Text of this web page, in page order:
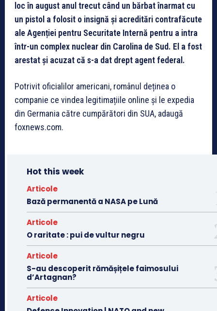
loc în august anul trecut când un bărbat înarmat cu
un pistol a folosit o insignă și acreditări contrafăcute
ale Agenției pentru Securitate Internă pentru a intra
într-un complex nuclear din Carolina de Sud. El a fost
arestat și acuzat că s-a dat drept agent federal.
Potrivit oficialilor americani, românul deținea o
companie ce vindea legitimațiile online și le expedia
din Germania către cumpărători din SUA, adaugă
foxnews.com.
Hot this week
Articole
Bază permanentă a NASA pe Lună
Articole
O raritate : pui de vultur negru
Articole
S-au descoperit rămășițele faimosului
d’Artagnan?
Articole